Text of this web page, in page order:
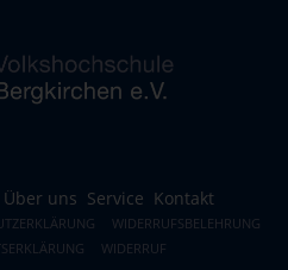
Über uns Service Kontakt
WIDERRUFSBELEHRUNG
WIDERRUF